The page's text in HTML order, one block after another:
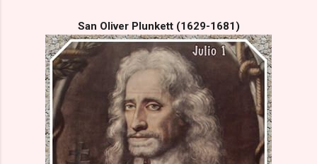
San Oliver Plunkett (1629-1681)